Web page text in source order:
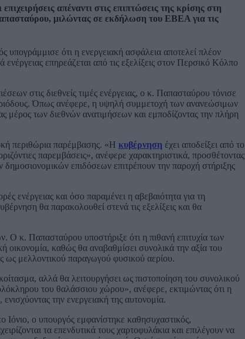
απέναντι στις επιπτώσεις της κρίσης στη
μιλώντας σε εκδήλωση του ΕΒΕΑ για τις
ότι η ενεργειακή ασφάλεια αποτελεί πλέον
επηρεάζεται από τις εξελίξεις στον Περσικό Κόλπο
στις διεθνείς τιμές ενέργειας, ο κ. Παπασταύρου τόνισε
Όπως ανέφερε, η υψηλή συμμετοχή των ανανεώσιμων
μέρος των διεθνών ανατιμήσεων και εμποδίζοντας την πλήρη
περιθώρια παρέμβασης. «Η κυβέρνηση έχει αποδείξει από το
παρεμβάσεις», ανέφερε χαρακτηριστικά, προσθέτοντας
επιδόσεων επιτρέπουν την παροχή στήριξης
ενέργειας και όσο παραμένει η αβεβαιότητα για τη
θα παρακολουθεί στενά τις εξελίξεις και θα
Ο κ. Παπασταύρου υποστήριξε ότι η πιθανή επιτυχία των
καθώς θα αναβαθμίσει συνολικά την αξία του
ως μελλοντικού παραγωγού φυσικού αερίου.
αλλά θα λειτουργήσει ως πιστοποίηση του συνολικού
του θαλάσσιου χώρου», ανέφερε, εκτιμώντας ότι η
την ενεργειακή της αυτονομία.
Ιόνιο, ο υπουργός εμφανίστηκε καθησυχαστικός,
τα επενδυτικά τους χαρτοφυλάκια και επιλέγουν να